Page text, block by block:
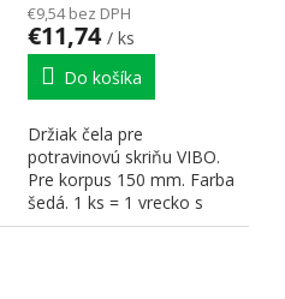
€9,54 bez DPH
€11,74 / ks
Do košíka
Držiak čela pre
potravinovú skriňu VIBO.
Pre korpus 150 mm. Farba
šedá. 1 ks = 1 vrecko s
dvoma držiakmi čela.